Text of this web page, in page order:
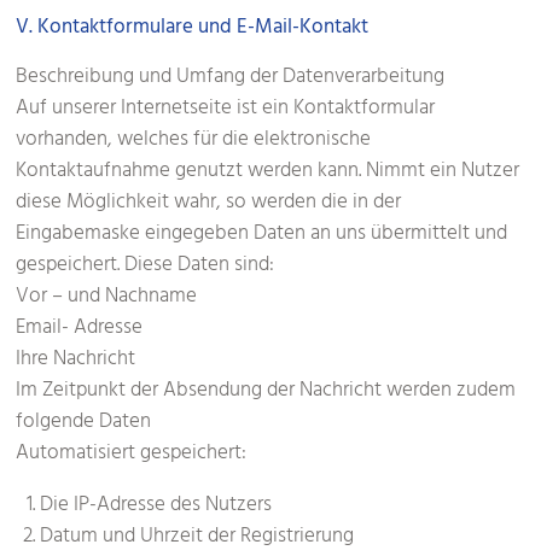
V. Kontaktformulare und E-Mail-Kontakt
Beschreibung und Umfang der Datenverarbeitung
Auf unserer Internetseite ist ein Kontaktformular
vorhanden, welches für die elektronische
Kontaktaufnahme genutzt werden kann. Nimmt ein Nutzer
diese Möglichkeit wahr, so werden die in der
Eingabemaske eingegeben Daten an uns übermittelt und
gespeichert. Diese Daten sind:
Vor – und Nachname
Email- Adresse
Ihre Nachricht
Im Zeitpunkt der Absendung der Nachricht werden zudem
folgende Daten
Automatisiert gespeichert:
Die IP-Adresse des Nutzers
Datum und Uhrzeit der Registrierung